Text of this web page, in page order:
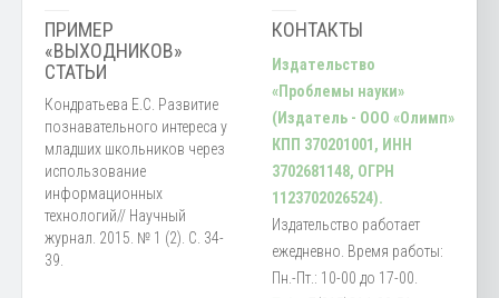
ПРИМЕР
«ВЫХОДНИКОВ»
СТАТЬИ
Кондратьева Е.С. Развитие
познавательного интереса у
младших школьников через
использование
информационных
технологий// Научный
журнал. 2015. № 1 (2). С. 34-
39.
КОНТАКТЫ
Издательство
«Проблемы науки»
(Издатель - ООО «Олимп»
КПП 370201001, ИНН
3702681148, ОГРН
1123702026524).
Издательство работает
ежедневно. Время работы:
Пн.-Пт.: 10-00 до 17-00.